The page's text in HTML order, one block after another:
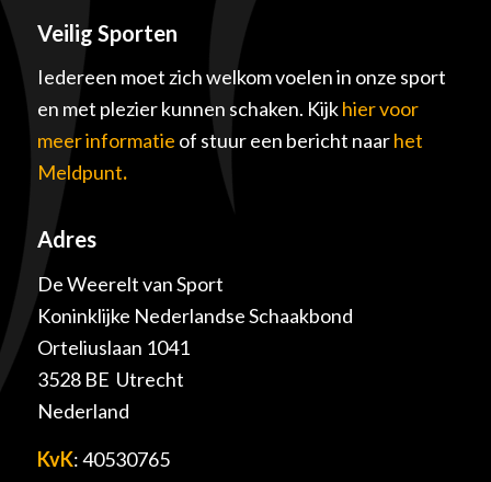
Veilig Sporten
Iedereen moet zich welkom voelen in onze sport
en met plezier kunnen schaken. Kijkhier voor
meer informatie of stuur een bericht naarhet
Meldpunt.
Adres
De Weerelt van Sport
Koninklijke Nederlandse Schaakbond
Orteliuslaan 1041
3528 BE Utrecht
Nederland
KvK: 40530765